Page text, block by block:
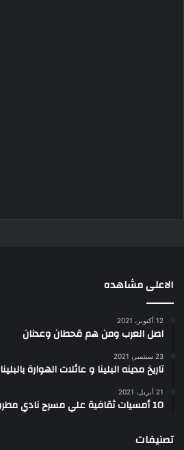
الاعلى مشاهده
12 أكتوبر، 2021
اصل العرب ومن هم قحطان وعدنان
23 سبتمبر، 2021
تاريخ مدينه البلينا و عائلات الهوارة بالبلينا
21 أبريل، 2021
10 أمسيات ثقافية علي مسرح نادي مطروح الإجتماعي في رمضان
تصنيفات